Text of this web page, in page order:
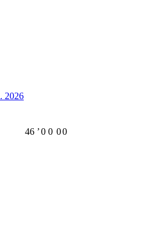
2026
46 ʼ0 0 00